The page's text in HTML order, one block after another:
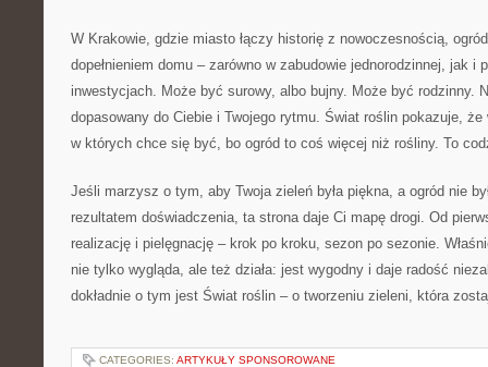
W Krakowie, gdzie miasto łączy historię z nowoczesnością,
dopełnieniem domu – zarówno w zabudowie jednorodzinnej, jak i
inwestycjach. Może być surowy, albo bujny. Może być rodzinny.
dopasowany do Ciebie i Twojego rytmu. Świat roślin pokazuje,
w których chce się być, bo ogród to coś więcej niż rośliny. To
Jeśli marzysz o tym, aby Twoja zieleń była piękna, a ogród nie
rezultatem doświadczenia, ta strona daje Ci mapę drogi. Od
realizację i pielęgnację – krok po kroku, sezon po sezonie.
nie tylko wygląda, ale też działa: jest wygodny i daje radość
dokładnie o tym jest Świat roślin – o tworzeniu zieleni, która
CATEGORIES: ARTYKUŁY SPONSOROWANE